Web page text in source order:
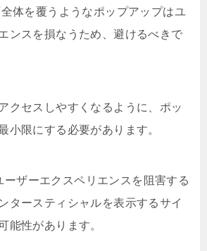
体を覆うようなポップアップはユ
ンスを損なうため、避けるべきで
クセスしやすくなるように、ポッ
小限にする必要があります。
ザーエクスペリエンスを阻害する
タースティシャルを表示するサイ
能性があります。